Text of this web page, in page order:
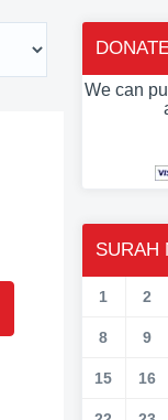
We can
SURAH
1 2
8 9
15 16